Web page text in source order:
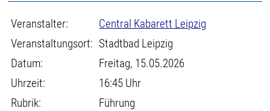
Veranstalter:
Central Kabarett Leipzig
Veranstaltungsort: Stadtbad Leipzig
Datum:
Freitag, 15.05.2026
Uhrzeit:
16:45 Uhr
Rubrik:
Führung